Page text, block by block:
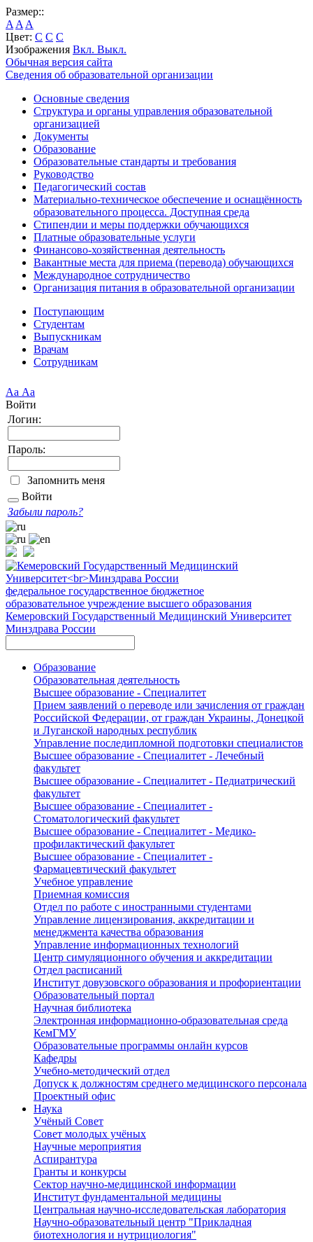
Размер::
A A A
Цвет: C C C
Изображения Вкл. Выкл.
Обычная версия сайта
Сведения об образовательной организации
Основные сведения
Структура и органы управления образовательной
организацией
Документы
Образование
Образовательные стандарты и требования
Руководство
Педагогический состав
Материально-техническое обеспечение и оснащённость
образовательного процесса. Доступная среда
Стипендии и меры поддержки обучающихся
Платные образовательные услуги
Финансово-хозяйственная деятельность
Вакантные места для приема (перевода) обучающихся
Международное сотрудничество
Организация питания в образовательной организации
Поступающим
Студентам
Выпускникам
Врачам
Сотрудникам
Аа Аа
Войти
Логин:
Пароль:
Запомнить меня
Войти
Забыли пароль?
федеральное государственное бюджетное
образовательное учреждение высшего образования
Кемеровский Государственный Медицинский Университет
Минздрава России
Образование
Образовательная деятельность
Высшее образование - Специалитет
Прием заявлений о переводе или зачисления от граждан
Российской Федерации, от граждан Украины, Донецкой
и Луганской народных республик
Управление последипломной подготовки специалистов
Высшее образование - Специалитет - Лечебный
факультет
Высшее образование - Специалитет - Педиатрический
факультет
Высшее образование - Специалитет -
Стоматологический факультет
Высшее образование - Специалитет - Медико-
профилактический факультет
Высшее образование - Специалитет -
Фармацевтический факультет
Учебное управление
Приемная комиссия
Отдел по работе с иностранными студентами
Управление лицензирования, аккредитации и
менеджмента качества образования
Управление информационных технологий
Центр симуляционного обучения и аккредитации
Отдел расписаний
Институт довузовского образования и профориентации
Образовательный портал
Научная библиотека
Электронная информационно-образовательная среда
КемГМУ
Образовательные программы онлайн курсов
Кафедры
Учебно-методический отдел
Допуск к должностям среднего медицинского персонала
Проектный офис
Наука
Учёный Cовет
Совет молодых учёных
Научные мероприятия
Аспирантура
Гранты и конкурсы
Сектор научно-медицинской информации
Институт фундаментальной медицины
Центральная научно-исследовательская лаборатория
Научно-образовательный центр "Прикладная
биотехнология и нутрициология"